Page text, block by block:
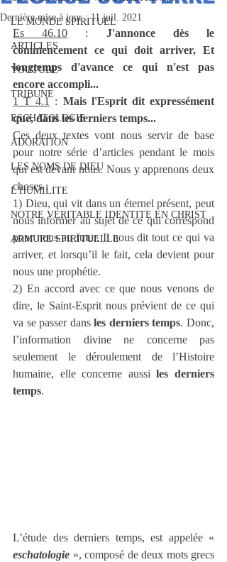
LE MONDE SPIRITUEL
ARTICLES
YOUTUBE
TRIBUNE
ESCHATOLOGIE
ADORATION
LES NOMS DE DIEU
L'HUMILITE
NOTRE VERITABLE IDENTITE EN CHRIST
ARMURE SPIRITUELLE
Dernière mise à jour :11 juil. 2021
Es 46.10 : J'annonce dès le
commencement ce qui doit arriver, Et
longtemps d'avance ce qui n'est pas
encore accompli...
1 T 4.1 : Mais l'Esprit dit expressément
que, dans les derniers temps...
Ces deux textes vont nous servir de base
pour notre série d’articles pendant le mois
qui est devant nous. Nous y apprenons deux
choses :
1) Dieu, qui vit dans un éternel présent, peut
nous informer au sujet de ce qui correspond
pour nous au futur. Il nous dit tout ce qui va
arriver, et lorsqu’il le fait, cela devient pour
nous une prophétie.
2) En accord avec ce que nous venons de
dire, le Saint-Esprit nous prévient de ce qui
va se passer dans les derniers temps. Donc,
l’information divine ne concerne pas
seulement le déroulement de l’Histoire
humaine, elle concerne aussi les derniers
temps.
eschatologie », composé de deux mots grecs